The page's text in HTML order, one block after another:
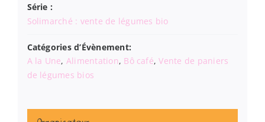
Série :
Solimarché : vente de légumes bio
Catégories d’Évènement:
A la Une, Alimentation, Bô café,Vente de paniers
de légumes bios